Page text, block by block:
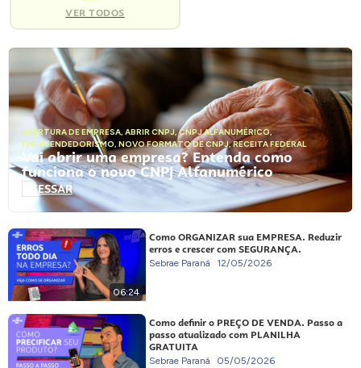
VER TODOS
ABERTURA DE EMPRESA, ABRIR CNPJ,CNPJ ALFANUMÉRICO,
EMPREENDEDORISMO, NOVO FORMATO DE CNPJ,RECEITA FEDERAL
Vai abrir uma empresa? Entenda como
funciona o novo CNPJ Alfanumérico
ACESSAR
06:24
Como ORGANIZAR sua EMPRESA. Reduzir
erros e crescer com SEGURANÇA.
Sebrae Paraná 12/05/2026
Como definir o PREÇO DE VENDA. Passo a
passo atualizado com PLANILHA
GRATUITA
Sebrae Paraná 05/05/2026